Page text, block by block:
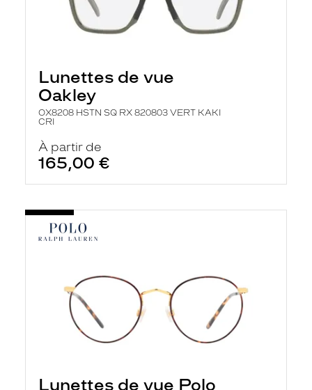
Lunettes de vue
Oakley
OX8208 HSTN SQ RX 820803 VERT KAKI
CRI
À partir de
165,00 €
Lunettes de vue Polo